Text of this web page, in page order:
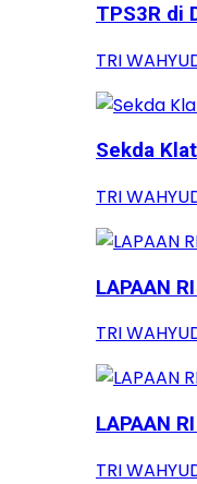
TPS3R di
TRI
Sekda
TRI
LAPAAN
TRI
LAPAAN
TRI